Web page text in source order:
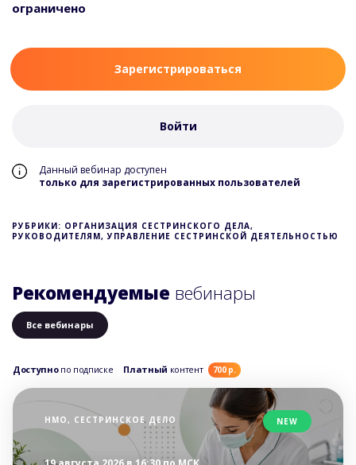
ограничено
Зарегистрироваться
Войти
Данный вебинар доступен
только для зарегистрированных пользователей
РУБРИКИ: ОРГАНИЗАЦИЯ СЕСТРИНСКОГО ДЕЛА,
РУКОВОДИТЕЛЯМ, УПРАВЛЕНИЕ СЕСТРИНСКОЙ ДЕЯТЕЛЬНОСТЬЮ
Рекомендуемые вебинары
Все вебинары
Доступнопо подписке Платный контент 700 р.
НМО, СЕСТРИНСКОЕ ДЕЛО NEW